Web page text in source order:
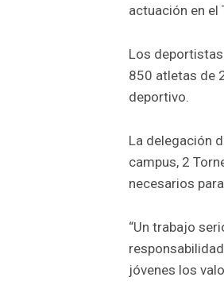
actuación en el
Los
850 atletas de
deportivo.
La delegación
campus, 2
necesarios
“Un trabajo
jóvenes los